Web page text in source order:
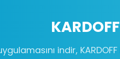
KARDOFF
indir, KARDOFF